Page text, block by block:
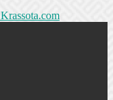
Krassota.com